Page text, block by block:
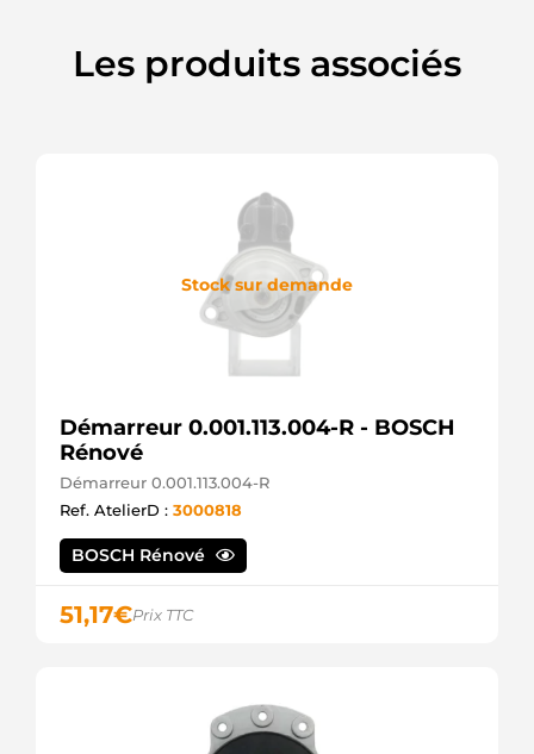
K56029574AA
LRA03707
Les produits associés
Stock sur demande
Démarreur 0.001.113.004-R - BOSCH
Rénové
Démarreur 0.001.113.004-R
Ref. AtelierD : 3000818
BOSCH Rénové
51,17€Prix TTC